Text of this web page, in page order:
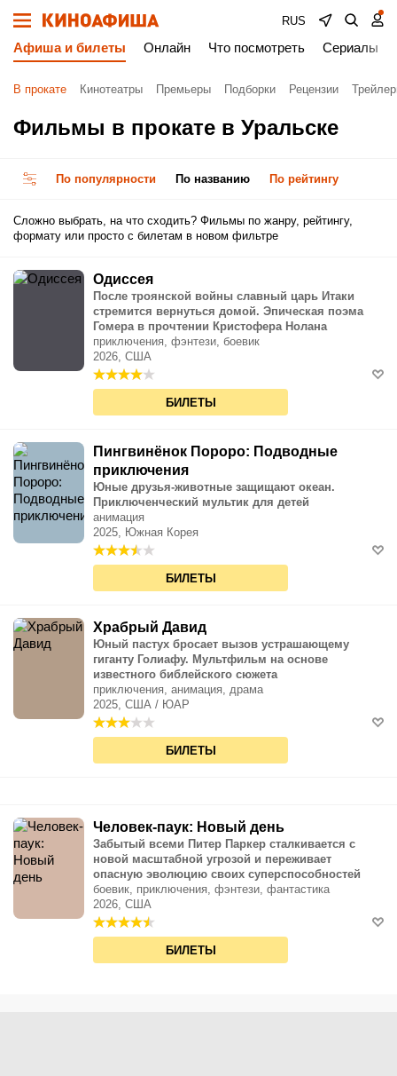
RUS
Афиша и билеты Онлайн Что посмотреть Сериалы
В прокате Кинотеатры Премьеры Подборки Рецензии
Фильмы в прокате в Уральске
По популярности По названию По рейтингу
Сложно выбрать, на что сходить? Фильмы по жанру, рейтингу,
формату или просто с билетам в новом фильтре
Одиссея
После троянской войны славный царь Итаки
стремится вернуться домой. Эпическая поэма
Гомера в прочтении Кристофера Нолана
приключения, фэнтези, боевик
2026, США
БИЛЕТЫ
Пингвинёнок Пороро: Подводные
приключения
Юные друзья-животные защищают океан.
Приключенческий мультик для детей
анимация
2025, Южная Корея
БИЛЕТЫ
Храбрый Давид
Юный пастух бросает вызов устрашающему
гиганту Голиафу. Мультфильм на основе
известного библейского сюжета
приключения, анимация, драма
2025, США / ЮАР
БИЛЕТЫ
Человек-паук: Новый день
Забытый всеми Питер Паркер сталкивается с
новой масштабной угрозой и переживает
опасную эволюцию своих суперспособностей
боевик, приключения, фэнтези, фантастика
2026, США
БИЛЕТЫ